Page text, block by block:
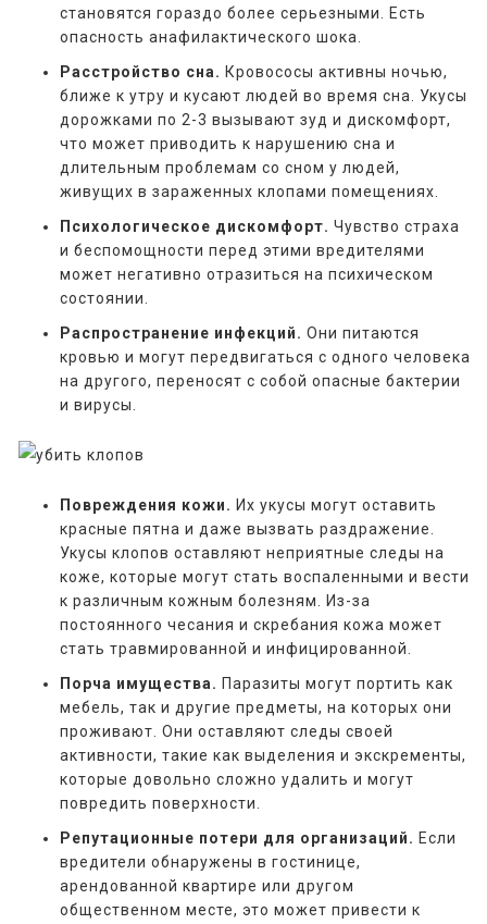
становятся гораздо более серьезными. Есть
опасность анафилактического шока.
Расстройство сна. Кровососы активны ночью,
ближе к утру и кусают людей во время сна. Укусы
дорожками по 2-3 вызывают зуд и дискомфорт,
что может приводить к нарушению сна и
длительным проблемам со сном у людей,
живущих в зараженных клопами помещениях.
Психологическое дискомфорт. Чувство страха
и беспомощности перед этими вредителями
может негативно отразиться на психическом
состоянии.
Распространение инфекций. Они питаются
кровью и могут передвигаться с одного человека
на другого, переносят с собой опасные бактерии
и вирусы.
Повреждения кожи. Их укусы могут оставить
красные пятна и даже вызвать раздражение.
Укусы клопов оставляют неприятные следы на
коже, которые могут стать воспаленными и вести
к различным кожным болезням. Из-за
постоянного чесания и скребания кожа может
стать травмированной и инфицированной.
Порча имущества. Паразиты могут портить как
мебель, так и другие предметы, на которых они
проживают. Они оставляют следы своей
активности, такие как выделения и экскременты,
которые довольно сложно удалить и могут
повредить поверхности.
Репутационные потери для организаций. Если
вредители обнаружены в гостинице,
арендованной квартире или другом
общественном месте, это может привести к